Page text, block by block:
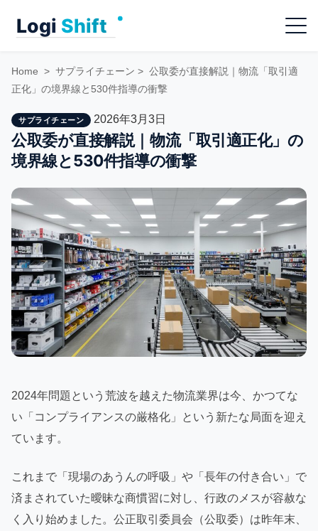
Menu
Home > サプライチェーン > 公取委が直接解説｜物流「取引適
正化」の境界線と530件指導の衝撃
サプライチェーン 2026年3月3日
公取委が直接解説｜物流「取引適正化」の
境界線と530件指導の衝撃
2024年問題という荒波を越えた物流業界は今、かつてな
い「コンプライアンスの厳格化」という新たな局面を迎え
ています。
これまで「現場のあうんの呼吸」や「長年の付き合い」で
済まされていた曖昧な商慣習に対し、行政のメスが容赦な
く入り始めました。公正取引委員会（公取委）は昨年末、